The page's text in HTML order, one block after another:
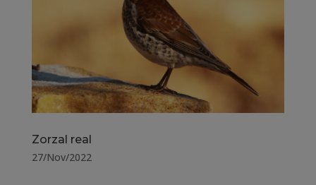
Zorzal real
27/Nov/2022